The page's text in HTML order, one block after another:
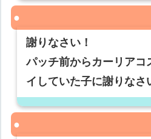
謝りなさい！
パッチ前からカーリアコ
イしていた子に謝りなさ